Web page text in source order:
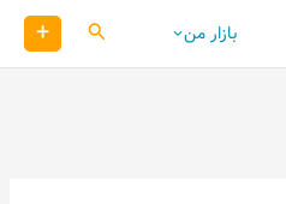
بازار من کاوش +